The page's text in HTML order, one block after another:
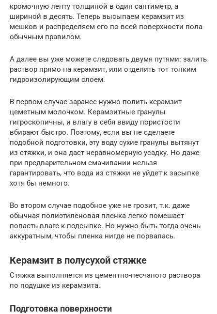
кромочную ленту толщиной в один сантиметр, а
шириной в десять. Теперь высыпаем керамзит из
мешков и распределяем его по всей поверхности пола
обычным правилом.
А далее вы уже можете следовать двумя путями: залить
раствор прямо на керамзит, или отделить тот тонким
гидроизолирующим слоем.
В первом случае заранее нужно полить керамзит
цеметным молочком. Керамзитные гранулы
гигроскопичны, и влагу в себя ввиду пористости
вбирают быстро. Поэтому, если вы не сделаете
подобной подготовки, эту воду сухие гранулы вытянут
из стяжки, и она даст неравномерную усадку. Но даже
при предварительном смачивании нельзя
гарантировать, что вода из стяжки не уйдет к засыпке
хотя бы немного.
Во втором случае подобное уже не грозит, т.к. даже
обычная полиэтиленовая пленка легко помешает
попасть влаге к подсыпке. Но нужно быть тогда очень
аккуратным, чтобы пленка нигде не порвалась.
Керамзит в полусухой стяжке
Стяжка выполняется из цементно-песчаного раствора
по подушке из керамзита.
Подготовка поверхности